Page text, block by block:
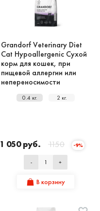
Grandorf Veterinary Diet
Cat Hypoallergenic Сухой
корм для кошек, при
пищевой аллергии или
непереносимости
0.4 кг. 2 кг.
1 050 руб. 1150 -9%
- +
В корзину